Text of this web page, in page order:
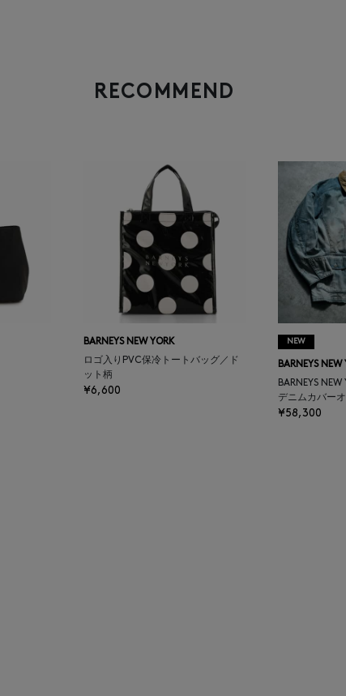
RECOMMEND
BARNEYS NEW YORK
ロゴ入りPVC保冷トートバッグ／ド
ット柄
¥6,600
NEW
BARNEYS NEW
BARNEYS
デニムカバー
¥58,300